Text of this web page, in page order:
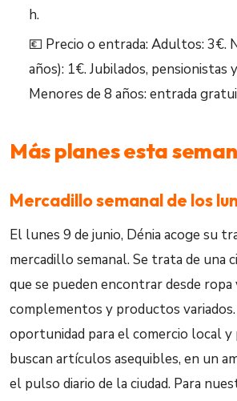
h.
💶 Precio o entrada: Adultos: 3€.
años): 1€. Jubilados, pensionistas
Menores de 8 años: entrada
Más planes esta
Mercadillo semanal de los
El lunes 9 de junio, Dénia acoge su
mercadillo semanal. Se trata de una
que se pueden encontrar desde ropa
complementos y productos variados.
oportunidad para el comercio local y
buscan artículos asequibles, en un
el pulso diario de la ciudad. Para